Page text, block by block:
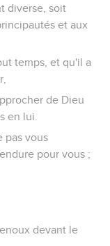
diverse, soit
et aux
temps, et qu'il a
de Dieu
en lui.
pas vous
pour vous ;
devant le